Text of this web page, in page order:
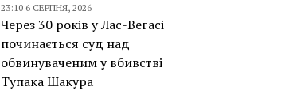
23:10 6 СЕРПНЯ, 2026
Через 30 років у Лас-Вегасі
починається суд над
обвинуваченим у вбивстві
Тупака Шакура